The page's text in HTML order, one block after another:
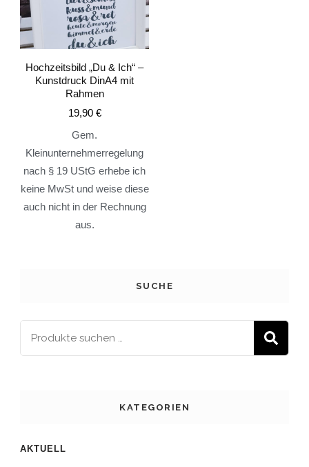
Hochzeitsbild „Du & Ich“ –
Kunstdruck DinA4 mit
Rahmen
19,90 €
Gem.
Kleinunternehmerregelung
nach § 19 UStG erhebe ich
keine MwSt und weise diese
auch nicht in der Rechnung
aus.
SUCHE
KATEGORIEN
AKTUELL